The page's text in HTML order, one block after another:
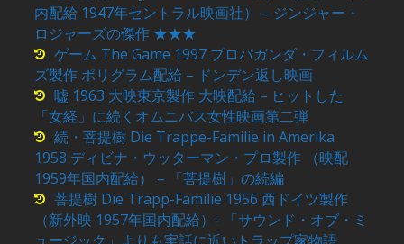
内配給 1947年セントラル映画社） – ジンジャー・
ロジャーズの傑作 ★★★
ゲーム The Game 1997 プロパガンダ・フィルム
ズ製作 ポリグラム配給 – ドンデン返し映画
嘘 1963 大映東京製作 大映配給 – ヒットした
「女経」に続くオムニバス女性映画第二弾
続・菩提樹 Die Trappe-Familie in Amerika
1958 ディビナ・ウッターマン・プロ製作 （映配
1959年国内配給） – 「菩提樹」の続編
菩提樹 Die Trapp-Familie 1956 西ドイツ製作
（新外映 1957年国内配給）- 「サウンド・オブ・ミ